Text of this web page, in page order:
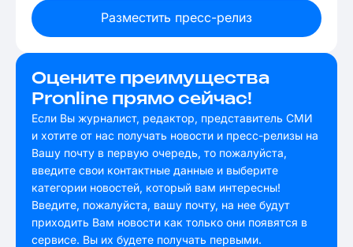
Разместить пресс-релиз
Оцените преимущества
Pronline прямо сейчас!
Если Вы журналист, редактор, представитель СМИ
и хотите от нас получать новости и пресс-релизы на
Вашу почту в первую очередь, то пожалуйста,
введите свои контактные данные и выберите
категории новостей, который вам интересны!
Введите, пожалуйста, вашу почту, на нее будут
приходить Вам новости как только они появятся в
сервисе. Вы их будете получать первыми.